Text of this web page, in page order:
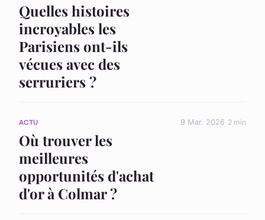
Quelles histoires
incroyables les
Parisiens ont-ils
vécues avec des
serruriers ?
ACTU
Où trouver les
meilleures
opportunités d'achat
d'or à Colmar ?
9 Mar. 2026 2 min